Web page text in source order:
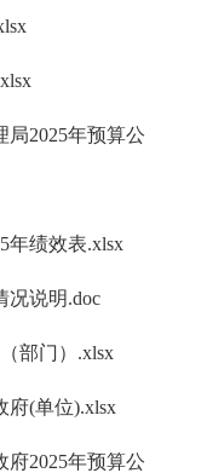
局2025年预算公
年绩效表.xlsx
况说明.doc
部门）.xlsx
府(单位).xlsx
府2025年预算公